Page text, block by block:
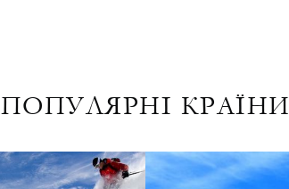
ПОПУЛЯРНІ КРАЇНИ